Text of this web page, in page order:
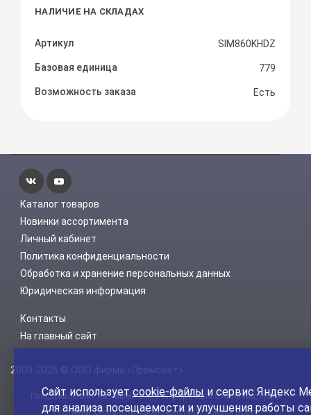
НАЛИЧИЕ НА СКЛАДАХ
Артикул SIM860KHDZ
Базовая единица 779
Возможность заказа Есть
Каталог товаров
Новинки ассортимента
Личный кабинет
Политика конфиденциальности
Обработка и хранение персональных данных
Юридическая информация
Контакты
На главный сайт
2000-2026 © ООО фирма «Промсвет»
Представленная на нашем сайте информация о наличии, сроке
поставки, стоимости, характеристиках товара носит
Сайт используетcookie-файлы и сервис Яндекс
для анализа посещаемости и улучшения работы